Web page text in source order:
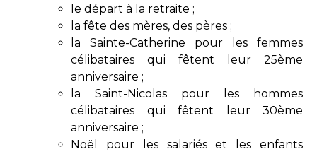
le départ à la retraite ;
la fête des mères, des pères ;
la Sainte-Catherine pour les femmes
célibataires qui fêtent leur 25ème
anniversaire ;
la Saint-Nicolas pour les hommes
célibataires qui fêtent leur 30ème
anniversaire ;
Noël pour les salariés et les enfants